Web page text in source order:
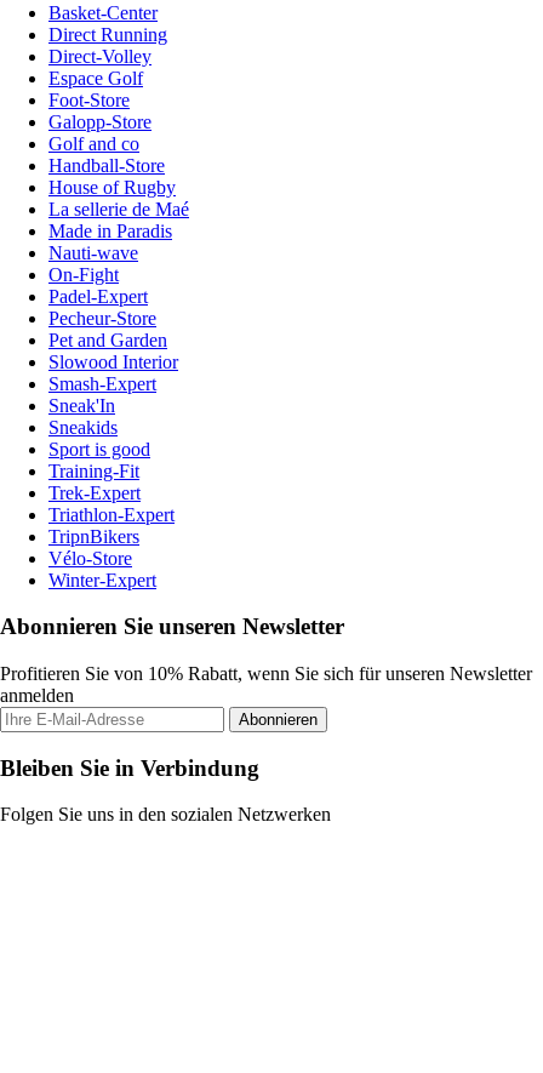
Basket-Center
Direct Running
Direct-Volley
Espace Golf
Foot-Store
Galopp-Store
Golf and co
Handball-Store
House of Rugby
La sellerie de Maé
Made in Paradis
Nauti-wave
On-Fight
Padel-Expert
Pecheur-Store
Pet and Garden
Slowood Interior
Smash-Expert
Sneak'In
Sneakids
Sport is good
Training-Fit
Trek-Expert
Triathlon-Expert
TripnBikers
Vélo-Store
Winter-Expert
Abonnieren Sie unseren Newsletter
Profitieren Sie von 10% Rabatt, wenn Sie sich für unseren Newsletter
anmelden
Abonnieren
Bleiben Sie in Verbindung
Folgen Sie uns in den sozialen Netzwerken